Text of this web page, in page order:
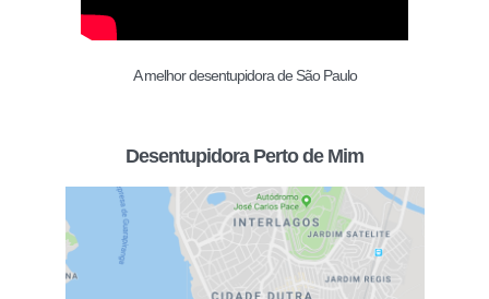
A melhor desentupidora de São Paulo
Desentupidora Perto de Mim